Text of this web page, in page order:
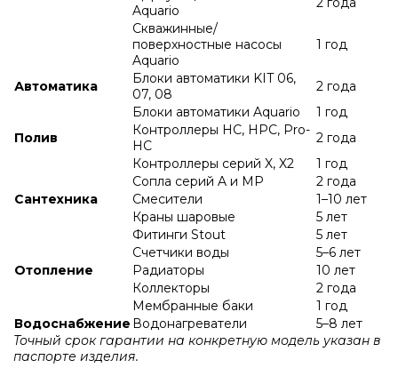
Aquario
Скважинные/
поверхностные насосы
Aquario
1 год
Автоматика
Блоки автоматики KIT 06,
07, 08
2 года
Блоки автоматики Aquario
1 год
Полив
Контроллеры HC, HPC, Pro-
HC
2 года
Контроллеры серий X, X2
1 год
Сопла серий A и МР
2 года
Сантехника
Смесители
1–10 лет
Краны шаровые
5 лет
Фитинги Stout
5 лет
Счетчики воды
5–6 лет
Отопление
Радиаторы
10 лет
Коллекторы
2 года
Мембранные баки
1 год
Водоснабжение Водонагреватели
5–8 лет
Точный срок гарантии на конкретную модель указан в
паспорте изделия.